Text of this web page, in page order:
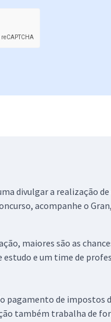
divulgar a
acompanhe o
maiores são as
e um time de
pagamento de
também trabalha de